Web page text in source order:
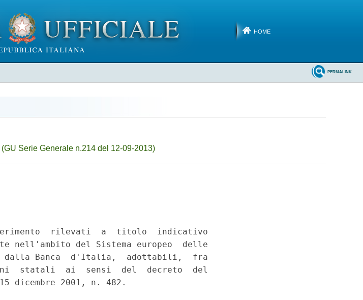
HOME
PERMALINK
(GU Serie Generale n.214 del 12-09-2013)